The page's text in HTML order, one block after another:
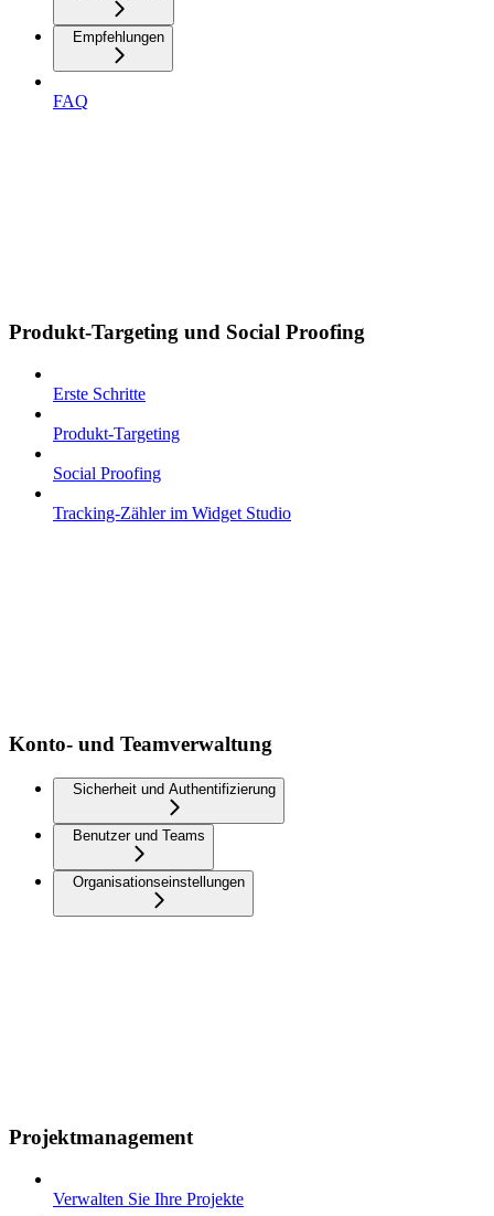
Empfehlungen
FAQ
Produkt-Targeting und Social Proofing
Erste Schritte
Produkt-Targeting
Social Proofing
Tracking-Zähler im Widget Studio
Konto- und Teamverwaltung
Sicherheit und Authentifizierung
Benutzer und Teams
Organisationseinstellungen
Projektmanagement
Verwalten Sie Ihre Projekte